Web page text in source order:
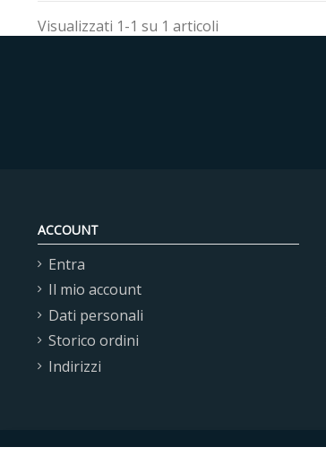
Visualizzati 1-1 su 1 articoli
ACCOUNT
Entra
Il mio account
Dati personali
Storico ordini
Indirizzi